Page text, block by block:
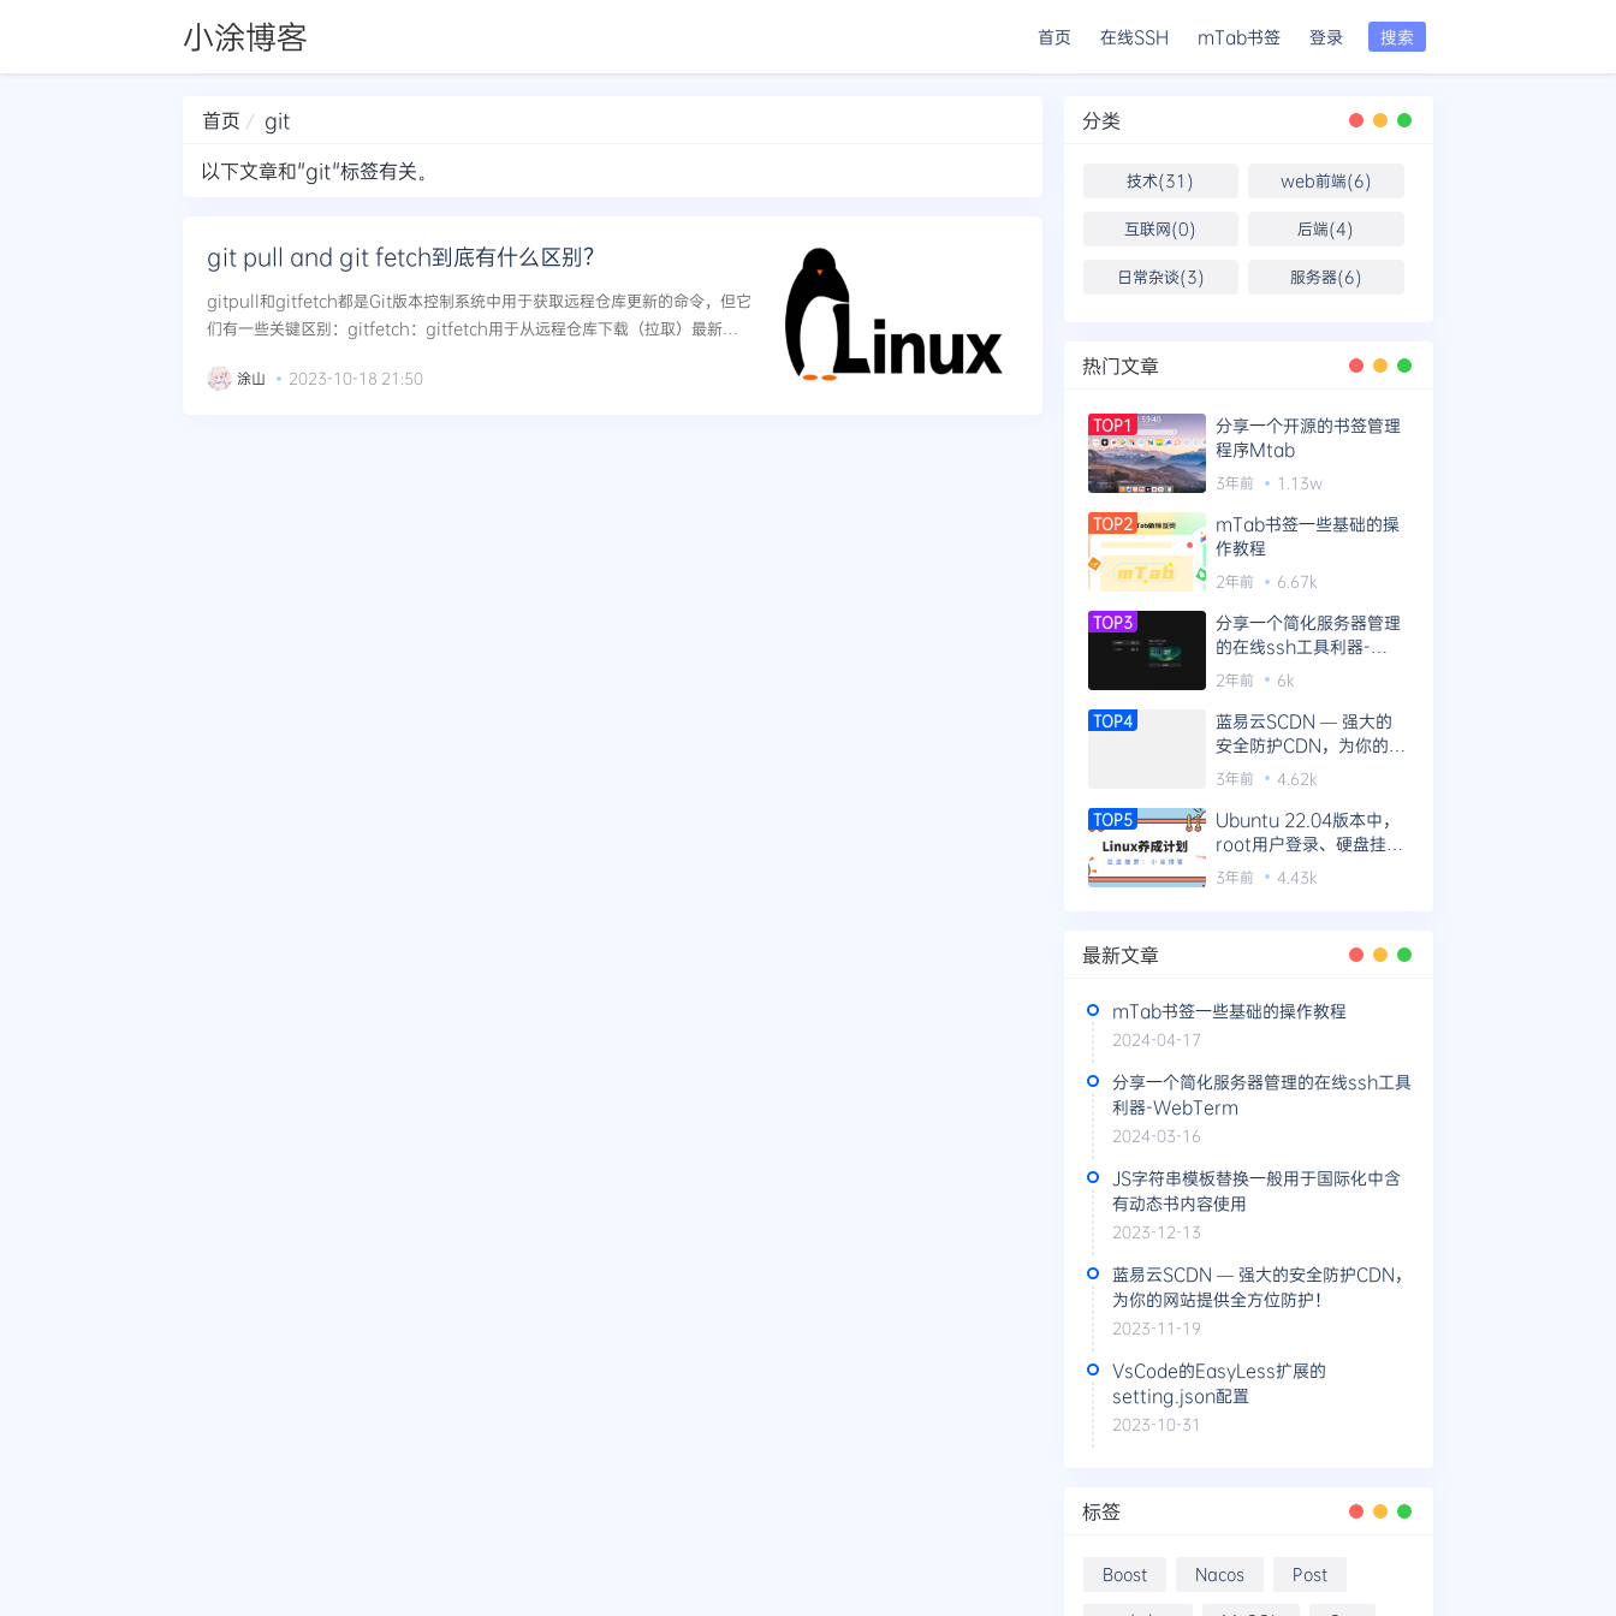
小涂博客 搜索
首页 在线SSH mTab书签 登录
首页
git
以下文章和"git"标签有关。
git pull and git fetch到底有什么区别？
gitpull和gitfetch都是Git版本控制系统中用于获取远程仓库更新的命令，但它
们有一些关键区别：gitfetch：gitfetch用于从远程仓库下载（拉取）最新的
涂山 2023-10-18 21:50
分类
技术(31) web前端(6)
后端(4)
互联网(0)
服务器(6)
日常杂谈(3)
热门文章
TOP1
分享一个开源的书签管理
程序Mtab
3年前 1.13w
TOP2
mTab书签一些基础的操
作教程
2年前 6.67k
TOP3
分享一个简化服务器管理
的在线ssh工具利器-
WebTerm
2年前 6k
TOP4
蓝易云SCDN — 强大的
安全防护CDN，为你的网
站提供全方位防护！
3年前 4.62k
TOP5
Ubuntu 22.04版本中，
root用户登录、硬盘挂载
等新机器操作指南
3年前 4.43k
最新文章
mTab书签一些基础的操作教程
2024-04-17
分享一个简化服务器管理的在线ssh工具
利器-WebTerm
2024-03-16
JS字符串模板替换一般用于国际化中含
有动态书内容使用
2023-12-13
蓝易云SCDN — 强大的安全防护CDN，
为你的网站提供全方位防护！
2023-11-19
VsCode的EasyLess扩展的
setting.json配置
2023-10-31
标签
Boost Nacos Post